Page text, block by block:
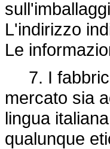
L'indirizzo
Le
7. I
mercato sia
lingua
qualunque